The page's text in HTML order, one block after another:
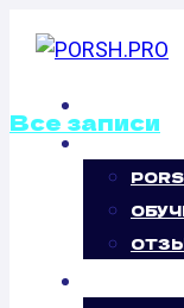
Все записи